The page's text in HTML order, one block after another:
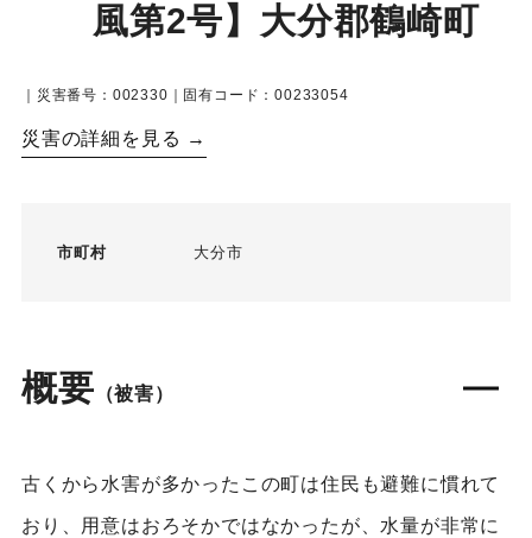
風第2号】大分郡鶴崎町
｜災害番号：002330｜固有コード：00233054
災害の詳細を見る →
市町村 大分市
概要 （被害）
古くから水害が多かったこの町は住民も避難に慣れて
おり、用意はおろそかではなかったが、水量が非常に